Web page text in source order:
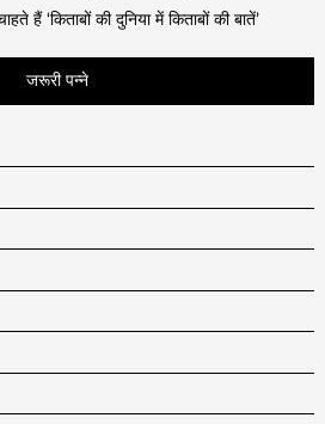
हैं ‘किताबों की दुनिया में किताबों की बातें’
जरूरी पन्ने